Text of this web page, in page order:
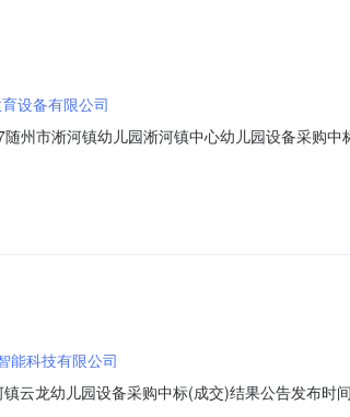
设备有限公司
州市淅河镇幼儿园淅河镇中心幼儿园设备采购
应商地址：随州市曾都区东城舜井大道小东关1栋
能科技有限公司
云龙幼儿园设备采购中标(成交)结果公告发布时